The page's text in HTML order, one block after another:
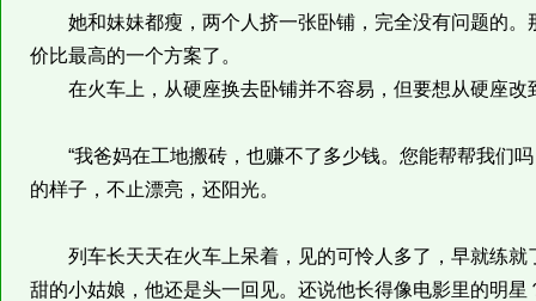
她和妹妹都瘦，两个人挤一张卧铺，完全没有问题的。
价比最高的一个方案了。
在火车上，从硬座换去卧铺并不容易，但要想从硬座改
“我爸妈在工地搬砖，也赚不了多少钱。您能帮帮我们吗
的样子，不止漂亮，还阳光。
列车长天天在火车上呆着，见的可怜人多了，早就练就
甜的小姑娘，他还是头一回见。还说他长得像电影里的明星